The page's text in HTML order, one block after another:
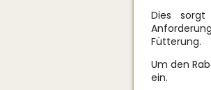
Dies
Fütterung.
Um den
ein.